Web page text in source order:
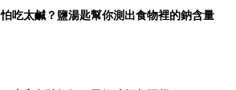
怕吃太鹹？鹽湯匙幫你測出食物裡的鈉含量